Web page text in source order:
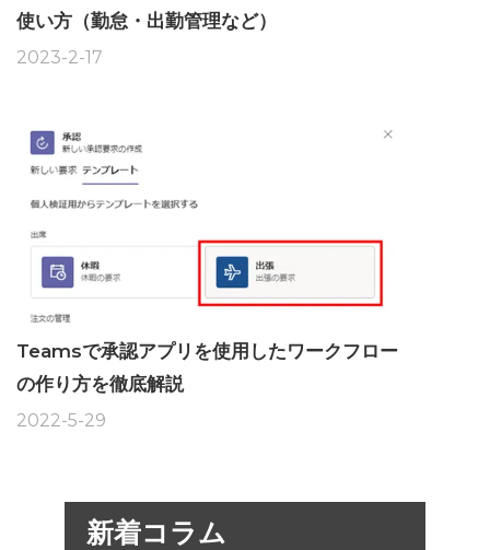
使い方（勤怠・出勤管理など）
2023-2-17
Teamsで承認アプリを使用したワークフロー
の作り方を徹底解説
2022-5-29
新着コラム